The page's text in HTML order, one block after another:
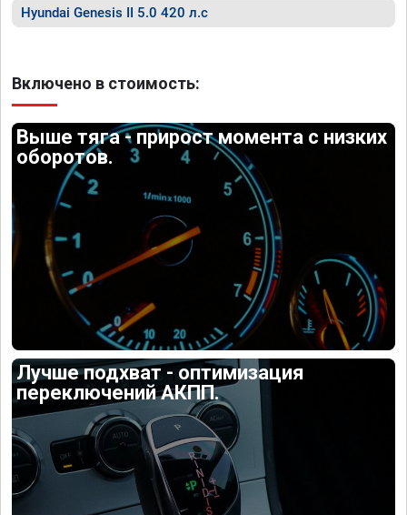
Hyundai Genesis II 5.0 420 л.с
Включено в стоимость:
Выше тяга - прирост момента с низких
оборотов.
Лучше подхват - оптимизация
переключений АКПП.